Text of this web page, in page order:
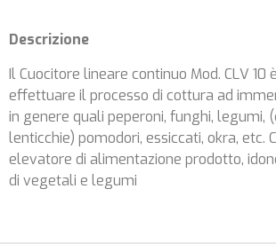
Descrizione
Il Cuocitore lineare continuo Mod. CLV 10
effettuare il processo di cottura ad
in genere quali peperoni, funghi, legumi,
lenticchie) pomodori, essiccati, okra, etc.
elevatore di alimentazione prodotto,
di vegetali e legumi